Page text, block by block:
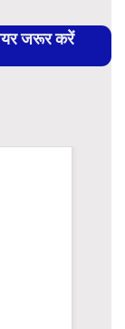
जरूर करें